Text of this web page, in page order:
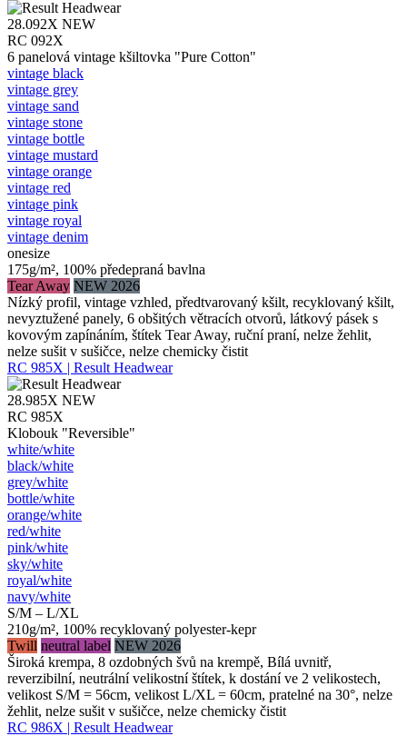
28.092X NEW
RC 092X
6 panelová vintage kšiltovka "Pure Cotton"
vintage black
vintage grey
vintage sand
vintage stone
vintage bottle
vintage mustard
vintage orange
vintage red
vintage pink
vintage royal
vintage denim
onesize
175g/m², 100% předepraná bavlna
Tear Away NEW 2026
Nízký profil, vintage vzhled, předtvarovaný kšilt, recyklovaný kšilt,
nevyztužené panely, 6 obšitých větracích otvorů, látkový pásek s
kovovým zapínáním, štítek Tear Away, ruční praní, nelze žehlit,
nelze sušit v sušičce, nelze chemicky čistit
RC 985X | Result Headwear
28.985X NEW
RC 985X
Klobouk "Reversible"
white/​white
black/​white
grey/​white
bottle/​white
orange/​white
red/​white
pink/​white
sky/​white
royal/​white
navy/​white
S/M – L/XL
210g/m², 100% recyklovaný polyester-kepr
Twill neutral label NEW 2026
Široká krempa, 8 ozdobných švů na krempě, Bílá uvnitř,
reverzibilní, neutrální velikostní štítek, k dostání ve 2 velikostech,
velikost S/M = 56cm, velikost L/XL = 60cm, pratelné na 30°, nelze
žehlit, nelze sušit v sušičce, nelze chemicky čistit
RC 986X | Result Headwear